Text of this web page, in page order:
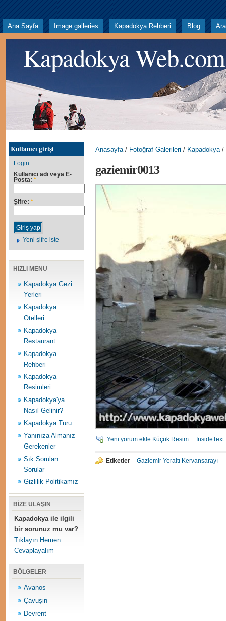
Ana Sayfa Image galleries Kapadokya Rehberi Blog Ara
Kapadokya Web.com
Kullanıcı girişi
Login
Kullanıcı adı veya E-
Posta: *
Şifre: *
Yeni şifre iste
HIZLI MENÜ
Kapadokya Gezi
Yerleri
Kapadokya
Otelleri
Kapadokya
Restaurant
Kapadokya
Rehberi
Kapadokya
Resimleri
Kapadokya'ya
Nasıl Gelinir?
Kapadokya Turu
Yanınıza Almanız
Gerekenler
Sık Sorulan
Sorular
Gizlilik Politikamız
BİZE ULAŞIN
Kapadokya ile ilgili
bir sorunuz mu var?
Tıklayın Hemen
Cevaplayalım
BÖLGELER
Avanos
Çavuşin
Devrent
Anasayfa/ Fotoğraf Galerileri / Kapadokya/
gaziemir0013
Yeni yorum ekle Küçük Resim InsideText
Etiketler Gaziemir Yeraltı Kervansarayı